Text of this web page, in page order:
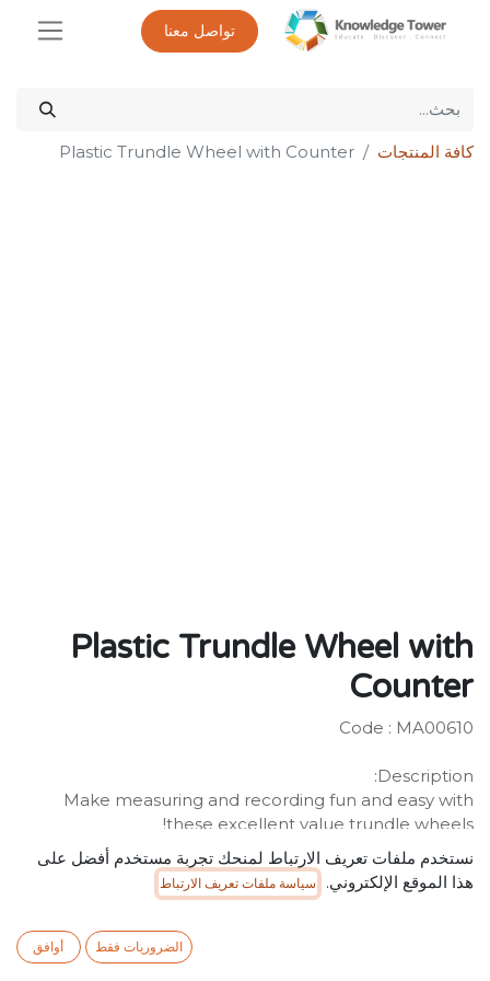
تواصل معنا
كافة المنتجات Plastic Trundle Wheel with Counter
Plastic Trundle Wheel with
Counter
Code : MA00610
Description:
Make measuring and recording fun and easy with
these excellent value trundle wheels!
Each includes a non-slip rubber wheel, multiple
adjustment handle and a detachable counter to count
the number of wheel revolutions.
شامل ضريبة القيمة المضافة
نستخدم ملفات تعريف الارتباط لمنحك تجربة مستخدم أفضل على
هذا الموقع الإلكتروني.
سياسة ملفات تعريف الارتباط
الضروريات فقط أوافق